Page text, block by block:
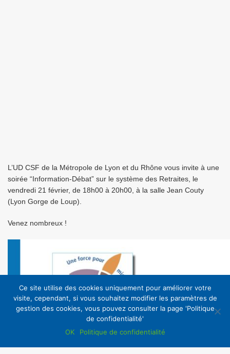
L’UD CSF de la Métropole de Lyon et du Rhône vous invite à une
soirée “Information-Débat” sur le système des Retraites, le
vendredi 21 février, de 18h00 à 20h00, à la salle Jean Couty
(Lyon Gorge de Loup).
Venez nombreux !
Ce site utilise des cookies uniquement pour améliorer votre
visite, cependant, si vous souhaitez modifier les paramètres de
gestion des cookies, vous pouvez consulter la page 'Politique
de confidentialité'
OK
Politique de confidentialité